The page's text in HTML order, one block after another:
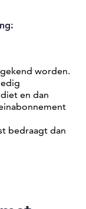
worden.
en dan
bedraagt dan